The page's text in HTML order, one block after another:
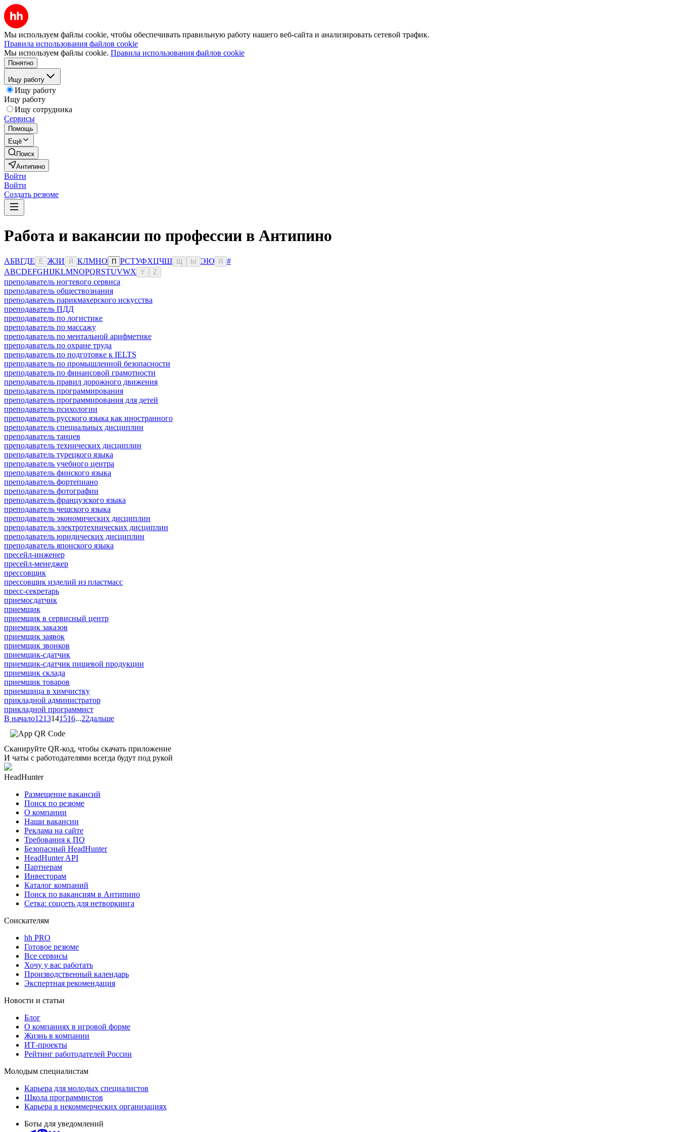
Мы используем файлы cookie, чтобы обеспечивать правильную работу нашего веб-сайта и анализировать сетевой трафик.
Правила использования файлов cookie
Мы используем файлы cookie. Правила использования файлов cookie
Понятно
Ищу работу
Ищу работу
Ищу работу
Ищу сотрудника
Сервисы
Помощь
Ещё
Поиск
Антипино
Войти
Войти
Создать резюме
Работа и вакансии по профессии в Антипино
АБВГДЕ Ё ЖЗИ Й КЛМНО П РСТУФХЦЧШ Ы ЭЮ Я
#
ABCDEFGHIJKLMNOPQRSTUVWX Y Z
преподаватель ногтевого сервиса
преподаватель обществознания
преподаватель парикмахерского искусства
преподаватель ПДД
преподаватель по логистике
преподаватель по массажу
преподаватель по ментальной арифметике
преподаватель по охране труда
преподаватель по подготовке к IELTS
преподаватель по промышленной безопасности
преподаватель по финансовой грамотности
преподаватель правил дорожного движения
преподаватель программирования
преподаватель программирования для детей
преподаватель психологии
преподаватель русского языка как иностранного
преподаватель специальных дисциплин
преподаватель танцев
преподаватель технических дисциплин
преподаватель турецкого языка
преподаватель учебного центра
преподаватель финского языка
преподаватель фортепиано
преподаватель фотографии
преподаватель французского языка
преподаватель чешского языка
преподаватель экономических дисциплин
преподаватель электротехнических дисциплин
преподаватель юридических дисциплин
преподаватель японского языка
пресейл-инженер
пресейл-менеджер
прессовщик
прессовщик изделий из пластмасс
пресс-секретарь
приемосдатчик
приемщик
приемщик в сервисный центр
приемщик заказов
приемщик заявок
приемщик звонков
приемщик-сдатчик
приемщик-сдатчик пищевой продукции
приемщик склада
приемщик товаров
приемщица в химчистку
прикладной администратор
прикладной программист
В начало1213141516...22дальше
Сканируйте QR-код, чтобы скачать приложение
И чаты с работодателями всегда будут под рукой
HeadHunter
Размещение вакансий
Поиск по резюме
О компании
Наши вакансии
Реклама на сайте
Требования к ПО
Безопасный HeadHunter
HeadHunter API
Партнерам
Инвесторам
Каталог компаний
Поиск по вакансиям в Антипино
Сетка: соцсеть для нетворкинга
Соискателям
hh PRO
Готовое резюме
Все сервисы
Хочу у вас работать
Производственный календарь
Экспертная рекомендация
Новости и статьи
Блог
О компаниях в игровой форме
Жизнь в компании
ИТ-проекты
Рейтинг работодателей России
Молодым специалистам
Карьера для молодых специалистов
Школа программистов
Карьера в некоммерческих организациях
Боты для уведомлений